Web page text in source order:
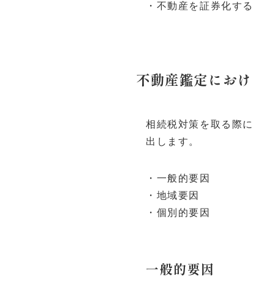
・不動産を証券化す
不動産鑑定にお
相続税対策を取る際
出します。
・一般的要因
・地域要因
・個別的要因
一般的要因